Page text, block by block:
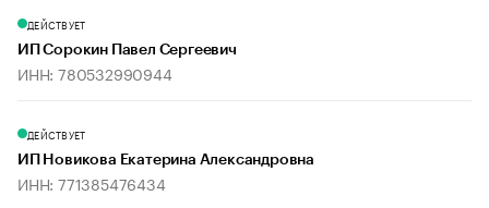
ДЕЙСТВУЕТ
ИП Сорокин Павел Сергеевич
ИНН: 780532990944
ДЕЙСТВУЕТ
ИП Новикова Екатерина Александровна
ИНН: 771385476434